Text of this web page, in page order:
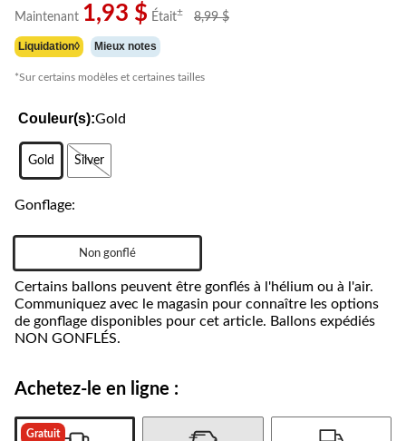
Lien
vers
la
même
Maintenant 1,93 $ Était± 8,99 $
Liquidation◊ Mieux notes
*Sur certains modèles et certaines tailles
Couleur(s):Gold
Gold Silver
Gonflage:
Non gonflé
Certains ballons peuvent être gonflés à l'hélium ou à l'air.
Communiquez avec le magasin pour connaître les options
de gonflage disponibles pour cet article. Ballons expédiés
NON GONFLÉS.
Achetez-le en ligne :
Gratuit